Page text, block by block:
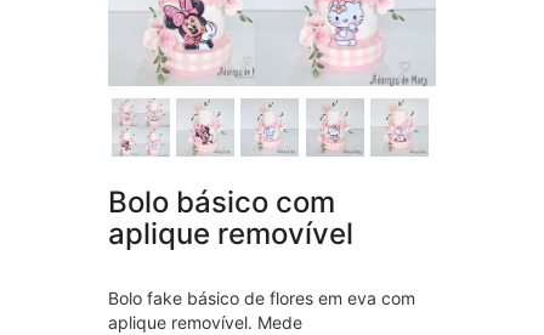
Bolo básico com
aplique removível
Bolo fake básico de flores em eva com
aplique removível. Mede